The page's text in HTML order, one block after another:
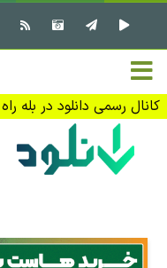
خانه
تماس با ما
تبلیغات
کانال رسمی دانلود در بله
✖ بستن منو
نرم افزار کامپیوتر
بازی کامپیوتر